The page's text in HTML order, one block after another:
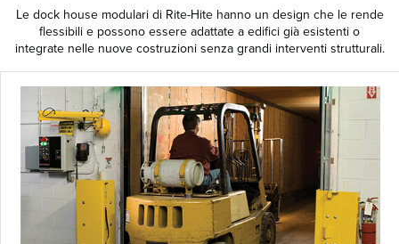
Le dock house modulari di Rite-Hite hanno un design che le rende
flessibili e possono essere adattate a edifici già esistenti o
integrate nelle nuove costruzioni senza grandi interventi strutturali.